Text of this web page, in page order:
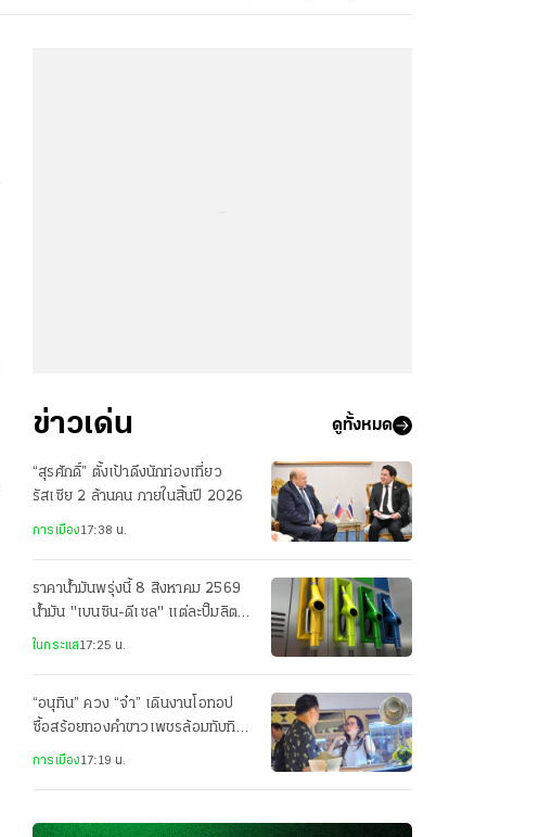
ข่าวเด่น ดูทั้งหมด
“สุรศักดิ์” ตั้งเป้าดึงนักท่องเที่ยว
รัสเซีย 2 ล้านคน ภายในสิ้นปี 2026
การเมือง17:38 น.
ราคาน้ำมันพรุ่งนี้ 8 สิงหาคม 2569
น้ำมัน "เบนซิน-ดีเซล" แต่ละปั๊มลิตร
ละเท่าไร
ในกระแส17:25 น.
“อนุทิน” ควง “จ๋า” เดินงานโอทอป
ซื้อสร้อยทองคำขาวเพชรล้อมทับทิม
กินบ่เซี่ยง ราคา 1.2 ล้านให้
การเมือง17:19 น.